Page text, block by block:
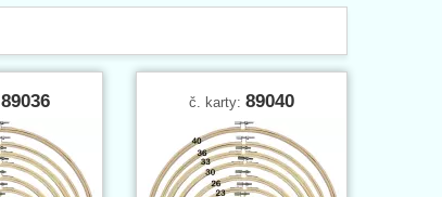
89036 č. karty: 89040